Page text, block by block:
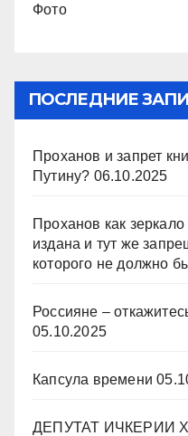
Фото
ПОСЛЕДНИЕ
Проханов и запрет
Путину? 06.10.2025
Проханов как
издана и тут же
которого не должно
Россияне –
05.10.2025
Капсула времени
ДЕПУТАТ ИЧКЕРИИ